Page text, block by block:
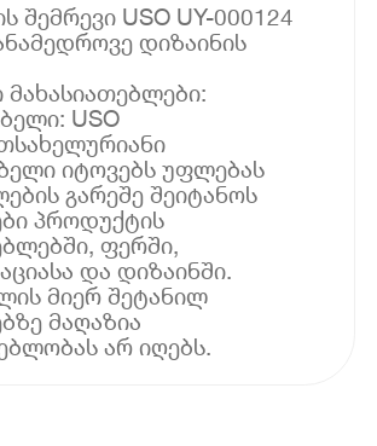
შემრევი USO UY-000124
დიზაინის
მახასიათებლები:
USO
იტოვებს უფლებას
გარეშე შეიტანოს
პროდუქტის
ფერში,
და დიზაინში.
მიერ შეტანილ
მაღაზია
არ იღებს.